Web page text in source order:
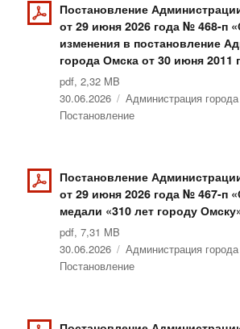
Постановление
от 29 июня 2026 года № 468-п
изменения в постановление
города Омска от 30 июня 2011
pdf, 2,32 MB
Опубликовано
30.06.2026 Рубрики
Администрация
Постановление
Постановление
от 29 июня 2026 года № 467-п
медали «310 лет городу
pdf, 7,31 MB
Опубликовано
30.06.2026 Рубрики
Администрация
Постановление